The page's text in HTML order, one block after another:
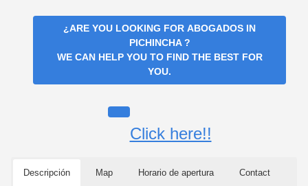
¿ARE YOU LOOKING FOR ABOGADOS IN
PICHINCHA?
WE CAN HELP YOU TO FIND THE BEST FOR
YOU.
Click here!!
Descripción Map Horario de apertura Contact